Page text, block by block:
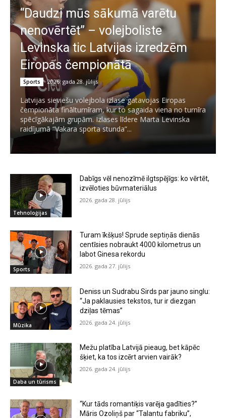
“Daudzi mūs sākumā varētu
nenovērtēt” – volejboliste
Levinska tic Latvijas izredzēm
Eiropas čempionātā
Sports 2026. gada 28. jūlijs
Latvijas sieviešu volejbola izlase gatavojas Eiropas
čempionāta finālturnīram, kur to sagaida viena no turnīra
spēcīgākajām grupām. Izlases līdere Marta Levinska
raidījumā “Vakara sporta stunda”...
Tehnoloģijas
Dabīgs vēl nenozīmē ilgtspējīgs: ko vērtēt,
izvēloties būvmateriālus
2026. gada 28. jūlijs
Sports
Turam īkšķus! Sprude septiņās dienās
centīsies nobraukt 4000 kilometrus un
labot Ginesa rekordu
2026. gada 27. jūlijs
Mūzika
Deniss un Sudrabu Sirds par jauno singlu:
“Ja paklausies tekstos, tur ir diezgan
dziļas tēmas”
2026. gada 24. jūlijs
Daba un tūrisms
Mežu platība Latvijā pieaug, bet kāpēc
šķiet, ka tos izcērt arvien vairāk?
2026. gada 24. jūlijs
“Kur tāds romantiķis varēja gadīties?”
Māris Ozoliņš par “Talantu fabriku”,